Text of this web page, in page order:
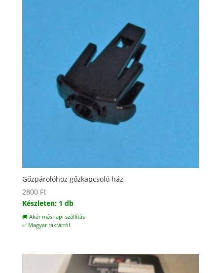
Gőzpárolóhoz gőzkapcsoló ház
2800 Ft
Készleten: 1 db
🚚 Akár másnapi szállítás
✅ Magyar raktárról